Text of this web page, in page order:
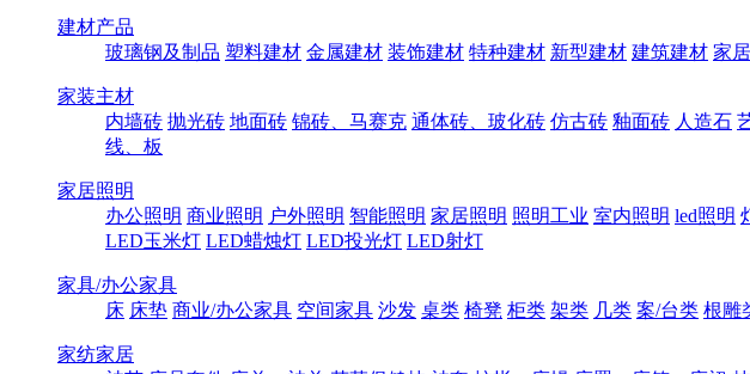
建材产品
玻璃钢及制品 塑料建材 金属建材 装饰建材 特种建材 新型建材 建筑建材 家
家装主材
内墙砖 抛光砖 地面砖 锦砖、马赛克 通体砖、玻化砖 仿古砖 釉面砖 人造石
线、板
家居照明
办公照明 商业照明 户外照明 智能照明 家居照明 照明工业 室内照明 led照明
LED玉米灯 LED蜡烛灯 LED投光灯 LED射灯
家具/办公家具
床 床垫 商业/办公家具 空间家具 沙发 桌类 椅凳 柜类 架类 几类 案/台类 根雕
家纺家居